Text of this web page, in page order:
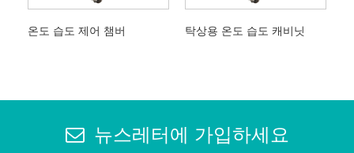
온도 습도 제어 챔버 탁상용 온도 습도 캐비닛
뉴스레터에 가입하세요